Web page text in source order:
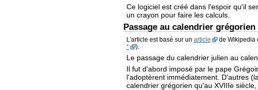
Ce logiciel est créé dans l'espoir qu'il
un crayon pour faire les calculs.
Passage au calendrier grégorien
L'article est basé sur un article de Wikipedia
*
).
Le passage du calendrier julien au
Il fut d'abord imposé par le pape
l'adoptèrent immédiatement. D'autres
calendrier grégorien qu'au XVIIIe